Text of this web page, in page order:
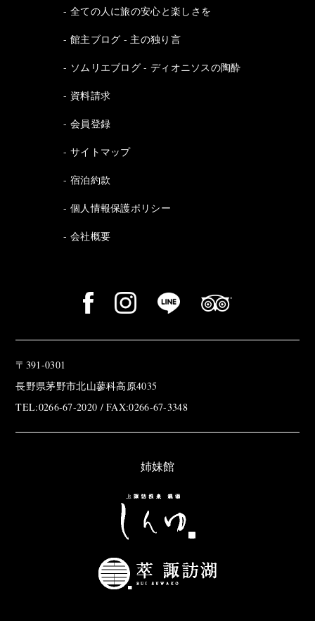
全ての人に旅の安心と楽しさを
館主ブログ - 主の独り言
ソムリエブログ - ディオニソスの陶酔
資料請求
会員登録
サイトマップ
宿泊約款
個人情報保護ポリシー
会社概要
〒391-0301
長野県茅野市北山蓼科高原4035
TEL:0266-67-2020 / FAX:0266-67-3348
姉妹館